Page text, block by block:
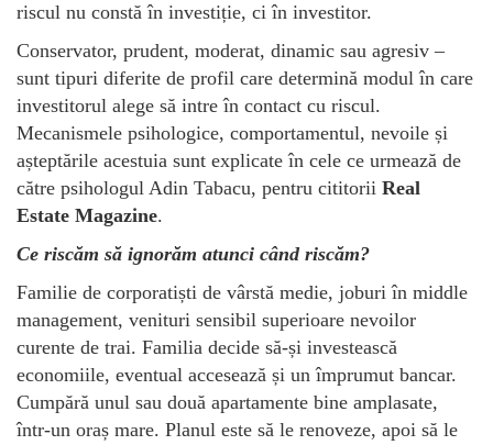
riscul nu constă în investiție, ci în investitor.
Conservator, prudent, moderat, dinamic sau agresiv –
sunt tipuri diferite de profil care determină modul în care
investitorul alege să intre în contact cu riscul.
Mecanismele psihologice, comportamentul, nevoile și
așteptările acestuia sunt explicate în cele ce urmează de
către psihologul Adin Tabacu, pentru cititorii Real
Estate Magazine.
Ce riscăm să ignorăm atunci când riscăm?
Familie de corporatiști de vârstă medie, joburi în middle
management, venituri sensibil superioare nevoilor
curente de trai. Familia decide să-și investească
economiile, eventual accesează și un împrumut bancar.
Cumpără unul sau două apartamente bine amplasate,
într-un oraș mare. Planul este să le renoveze, apoi să le